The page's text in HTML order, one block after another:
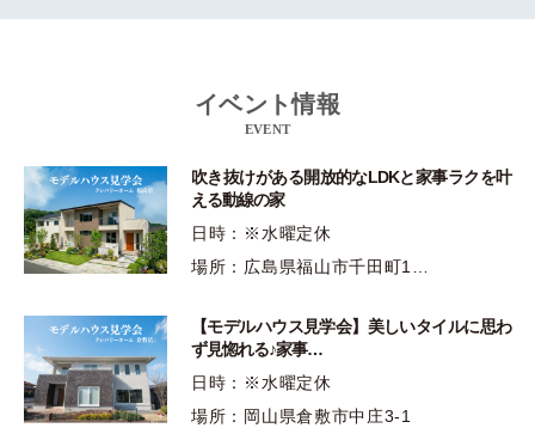
イベント情報
EVENT
吹き抜けがある開放的なLDKと家事ラクを叶
える動線の家
日時：※水曜定休
場所：広島県福山市千田町1…
【モデルハウス見学会】美しいタイルに思わ
ず見惚れる♪家事…
日時：※水曜定休
場所：岡山県倉敷市中庄3-1